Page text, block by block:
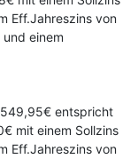
Eff.Jahreszins von
einem
entspricht
mit einem Sollzins
Eff.Jahreszins von